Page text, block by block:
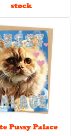
stock
Pussy Palace